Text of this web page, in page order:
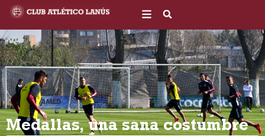
contenido
Medallas, una sana costumbre